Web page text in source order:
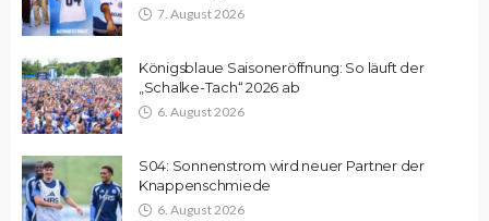
7. August 2026
Königsblaue Saisoneröffnung: So läuft der
„Schalke-Tach“ 2026 ab
6. August 2026
S04: Sonnenstrom wird neuer Partner der
Knappenschmiede
6. August 2026